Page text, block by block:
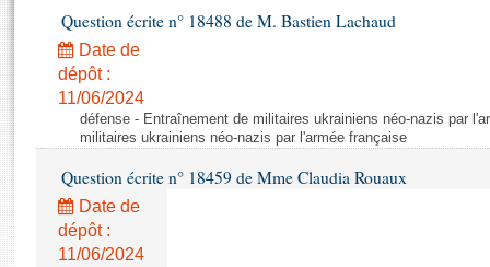
Propositions de loi
Amendements
Textes adoptés
Rapports d'information
Rapports législatifs
Rapports sur l'application des lois
Baromètre de l’application des lois
Histoire
Juniors
Anciennes législatures
Liens vers les sites publics
Photos libres de droit
Question écrite n° 18488 de M. Bastien Lachaud
Date de
dépôt :
11/06/2024
défense - Entraînement de militaires ukrainiens néo-nazis par
militaires ukrainiens néo-nazis par l'armée française
Question écrite n° 18459 de Mme Claudia Rouaux
Date de
dépôt :
11/06/2024